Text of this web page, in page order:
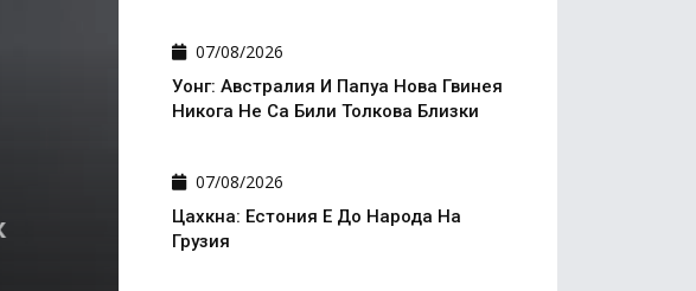
07/08/2026
Уонг: Австралия И Папуа Нова Гвинея
Никога Не Са Били Толкова Близки
07/08/2026
Цахкна: Естония Е До Народа На
Грузия